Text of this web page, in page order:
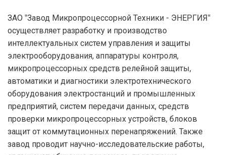
ЗАО ‟Завод Микропроцессорной Техники - ЭНЕРГИЯ‟
осуществляет разработку и производство
интеллектуальных систем управления и защиты
электрооборудования, аппаратуры контроля,
микропроцессорных средств релейной защиты,
автоматики и диагностики электротехнического
оборудования электростанций и промышленных
предприятий, систем передачи данных, средств
проверки микропроцессорных устройств, блоков
защит от коммутационных перенапряжений. Также
завод проводит научно-исследовательские работы,